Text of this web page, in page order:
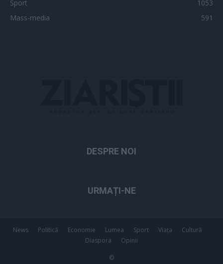
Sport
1053
Mass-media
591
DESPRE NOI
URMAȚI-NE
News Politică Economie Lumea Sport Viața
Cultură
Diaspora
Opinii
©